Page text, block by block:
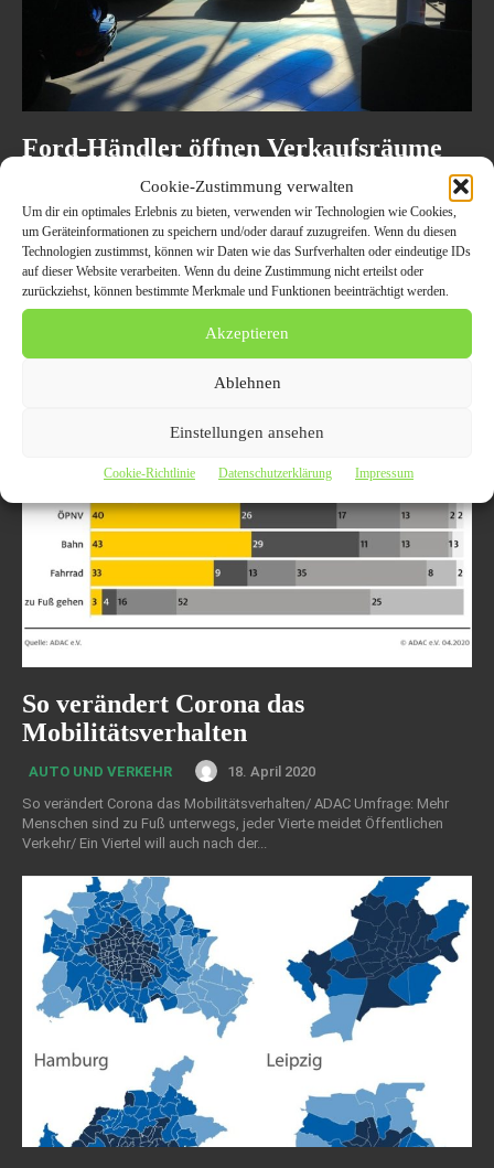
Cookie-Zustimmung verwalten
Um dir ein optimales Erlebnis zu bieten, verwenden wir Technologien wie Cookies,
um Geräteinformationen zu speichern und/oder darauf zuzugreifen. Wenn du diesen
Technologien zustimmst, können wir Daten wie das Surfverhalten oder eindeutige IDs
auf dieser Website verarbeiten. Wenn du deine Zustimmung nicht erteilst oder
zurückziehst, können bestimmte Merkmale und Funktionen beeinträchtigt werden.
Akzeptieren
Ablehnen
Einstellungen ansehen
Cookie-Richtlinie Datenschutzerklärung Impressum
Ford-Händler öffnen Verkaufsräume
und bieten attraktives
Finanzierungsangebot: „Jetzt kaufen,
später zahlen“
AUTO UND VERKEHR
24. April 2020
Finanzierungsangebot: "Jetzt kaufen, später zahlen" Köln (ots)- Zur
Wiedereröffnung seiner Autohäuser bieten Ford und die Ford Bank ein
attraktives...
So verändert Corona das
Mobilitätsverhalten
AUTO UND VERKEHR
18. April 2020
So verändert Corona das Mobilitätsverhalten/ ADAC Umfrage: Mehr
Menschen sind zu Fuß unterwegs, jeder Vierte meidet Öffentlichen
Verkehr/ Ein Viertel will auch nach der...